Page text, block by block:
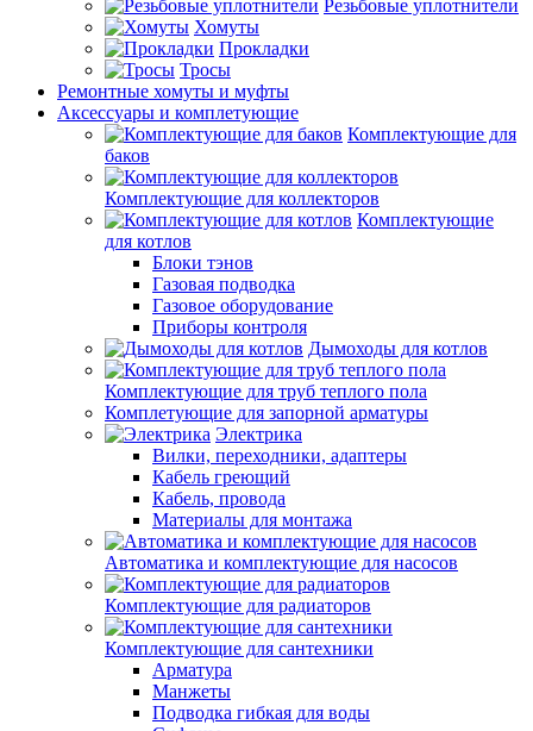
Резьбовые уплотнители
Хомуты
Прокладки
Тросы
Ремонтные хомуты и муфты
Аксессуары и комплетующие
Комплектующие для
баков
Комплектующие для коллекторов
Комплектующие
для котлов
Блоки тэнов
Газовая подводка
Газовое оборудование
Приборы контроля
Дымоходы для котлов
Комплектующие для труб теплого пола
Комплетующие для запорной арматуры
Электрика
Вилки, переходники, адаптеры
Кабель греющий
Кабель, провода
Материалы для монтажа
Автоматика и комплектующие для насосов
Комплектующие для радиаторов
Комплектующие для сантехники
Арматура
Манжеты
Подводка гибкая для воды